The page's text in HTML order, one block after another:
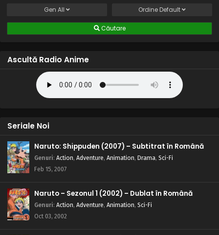
Gen All Ordine Default
Căutare
Ascultă Radio Anime
Seriale Noi
Naruto: Shippuden (2007) – Subtitrat în Română
Genuri: Action, Adventure, Animation, Drama, Sci-Fi
Feb 15, 2007
Naruto – Sezonul 1 (2002) – Dublat în Română
Genuri: Action, Adventure, Animation, Sci-Fi
Oct 03, 2002